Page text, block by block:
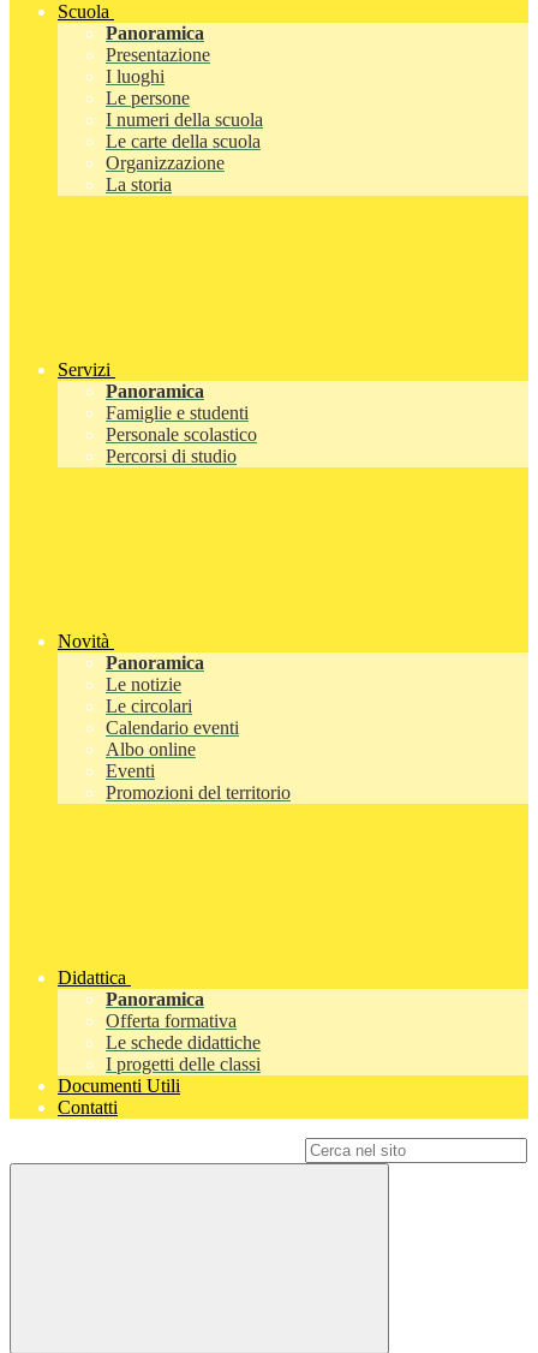
Scuola
Panoramica
Presentazione
I luoghi
Le persone
I numeri della scuola
Le carte della scuola
Organizzazione
La storia
Servizi
Panoramica
Famiglie e studenti
Personale scolastico
Percorsi di studio
Novità
Panoramica
Le notizie
Le circolari
Calendario eventi
Albo online
Eventi
Promozioni del territorio
Didattica
Panoramica
Offerta formativa
Le schede didattiche
I progetti delle classi
Documenti Utili
Contatti